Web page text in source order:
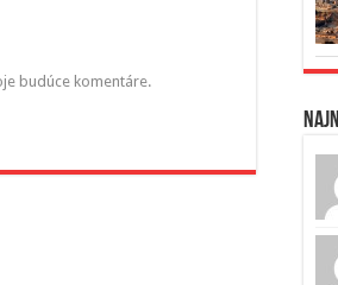
budúce komentáre.